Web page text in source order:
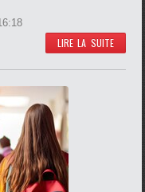
LIRE LA SUITE